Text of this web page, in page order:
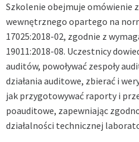
Szkolenie obejmuje omówienie
wewnętrznego opartego na
17025:2018-02, zgodnie z
19011:2018-08. Uczestnicy
auditów, powoływać zespoły
działania auditowe, zbierać i
jak przygotowywać raporty i
poauditowe, zapewniając
działalności technicznej